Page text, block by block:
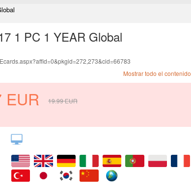
1 PC 1 YEAR Global
Mostrar todo el contenido
EUR 19.99EUR